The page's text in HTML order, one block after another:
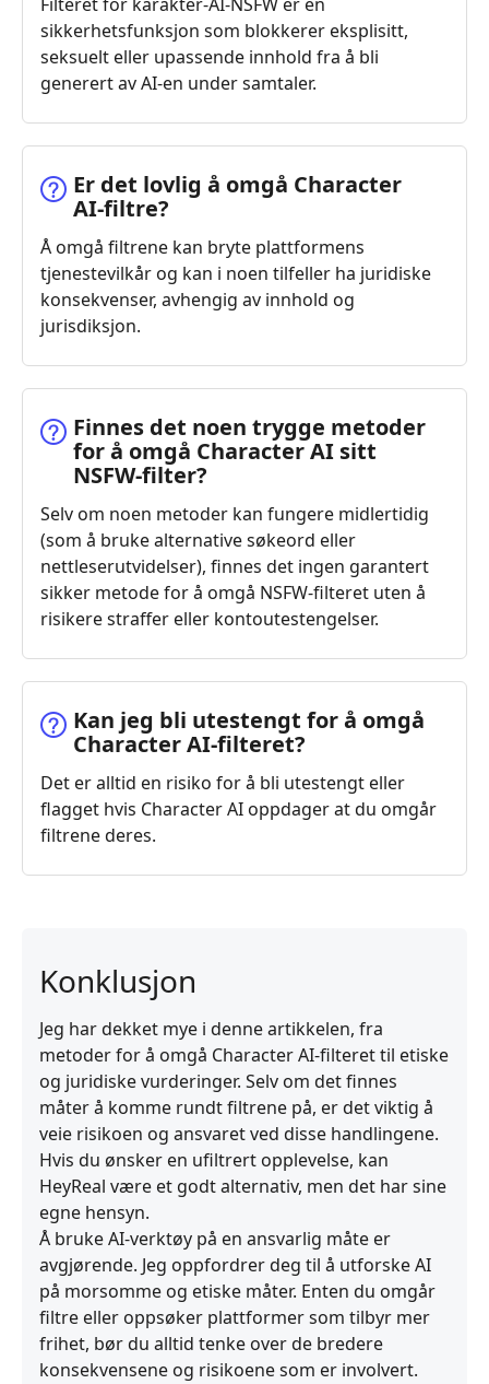
sikkerhetsfunksjon som blokkerer eksplisitt,
seksuelt eller upassende innhold fra å bli
generert av AI-en under samtaler.
Er det lovlig å omgå Character
AI-filtre?
Å omgå filtrene kan bryte plattformens
tjenestevilkår og kan i noen tilfeller ha juridiske
konsekvenser, avhengig av innhold og
jurisdiksjon.
Finnes det noen trygge metoder
for å omgå Character AI sitt
NSFW-filter?
Selv om noen metoder kan fungere midlertidig
(som å bruke alternative søkeord eller
nettleserutvidelser), finnes det ingen garantert
sikker metode for å omgå NSFW-filteret uten å
risikere straffer eller kontoutestengelser.
Kan jeg bli utestengt for å omgå
Character AI-filteret?
Det er alltid en risiko for å bli utestengt eller
flagget hvis Character AI oppdager at du omgår
filtrene deres.
Konklusjon
Jeg har dekket mye i denne artikkelen, fra
metoder for å omgå Character AI-filteret til etiske
og juridiske vurderinger. Selv om det finnes
måter å komme rundt filtrene på, er det viktig å
veie risikoen og ansvaret ved disse handlingene.
Hvis du ønsker en ufiltrert opplevelse, kan
HeyReal være et godt alternativ, men det har sine
egne hensyn.
Å bruke AI-verktøy på en ansvarlig måte er
avgjørende. Jeg oppfordrer deg til å utforske AI
på morsomme og etiske måter. Enten du omgår
filtre eller oppsøker plattformer som tilbyr mer
frihet, bør du alltid tenke over de bredere
konsekvensene og risikoene som er involvert.